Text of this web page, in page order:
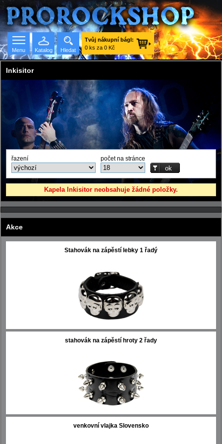
Hledat
Menu
Tvůj nákupní bágl:
0 ks za 0 Kč
Inkisitor
řazení počet na stránce
Kapela Inkisitor neobsahuje žádné položky.
Katalog
Akce
Stahovák na zápěstí lebky 1 řadý
stahovák na zápěstí hroty 2 řady
venkovní vlajka Slovensko